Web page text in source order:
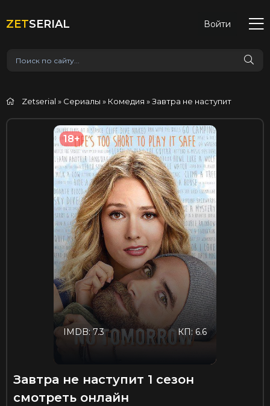
ZETSERIAL Войти
Zetserial » Сериалы » Комедия » Завтра не наступит
18+
КП: 6.6
IMDB: 7.3
Завтра не наступит 1 сезон
смотреть онлайн